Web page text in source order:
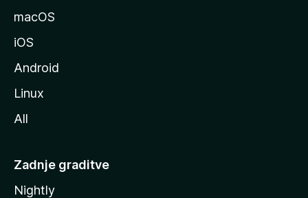
e
macOS
iOS
Android
Linux
All
Zadnje graditve
Nightly